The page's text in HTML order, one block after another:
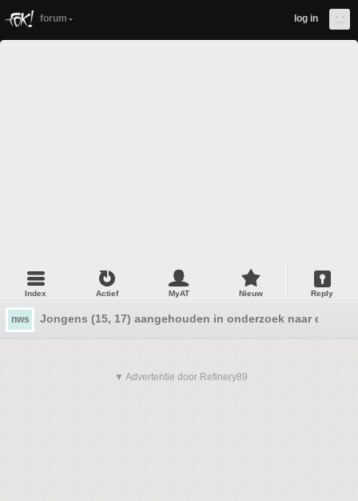
forum log in
Index Actief MyAT Nieuw Reply
nws Jongens (15, 17) aangehouden in onderzoek naar dode
▼ Advertentie door Refinery89